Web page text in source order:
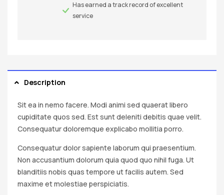
Has earned a track record of excellent
service
Description
Sit ea in nemo facere. Modi animi sed quaerat libero
cupiditate quos sed. Est sunt deleniti debitis quae velit.
Consequatur doloremque explicabo mollitia porro.
Consequatur dolor sapiente laborum qui praesentium.
Non accusantium dolorum quia quod quo nihil fuga. Ut
blanditiis nobis quas tempore ut facilis autem. Sed
maxime et molestiae perspiciatis.